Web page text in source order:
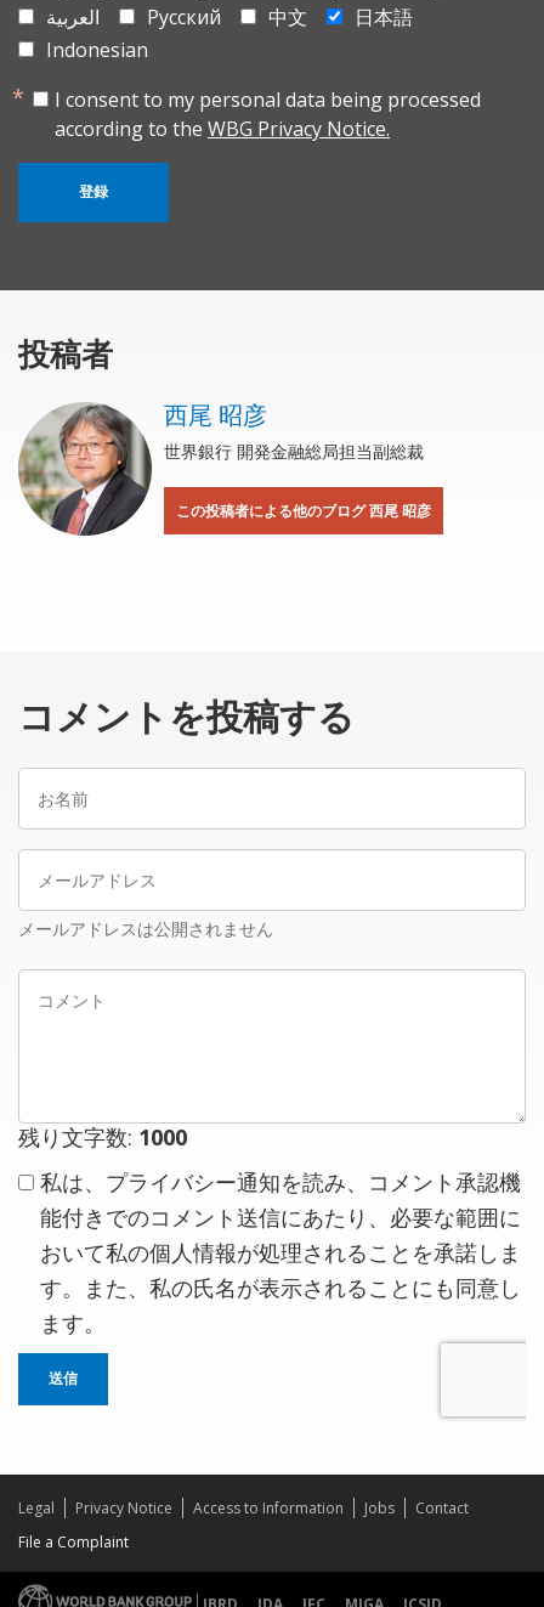
العربية
Русский 中文
日本語
Indonesian
I consent to my personal data being processed
according to the WBG Privacy Notice.
登録
投稿者
西尾 昭彦
世界銀行 開発金融総局担当副総裁
この投稿者による他のブログ 西尾 昭彦
コメントを投稿する
ル
メールアドレスは公開されません
残り文字数: 1000
私は、プライバシー通知を読み、コメント承認機
能付きでのコメント送信にあたり、必要な範囲に
おいて私の個人情報が処理されることを承諾しま
す。また、私の氏名が表示されることにも同意し
ます。
送信
Legal Privacy Notice Access to Information Jobs
Contact
File a Complaint